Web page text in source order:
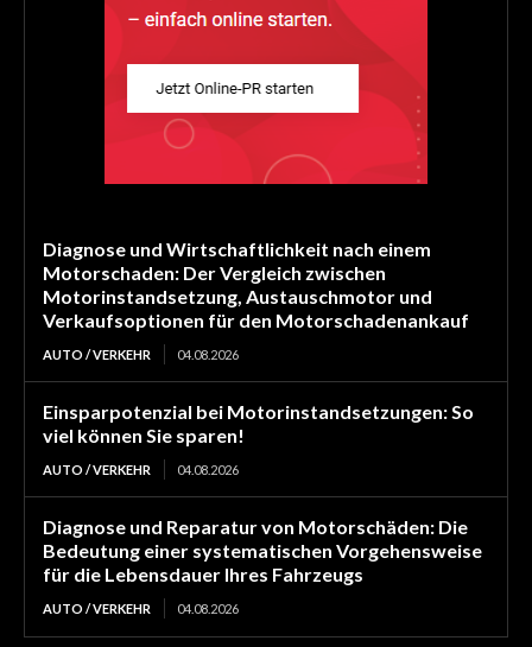
Diagnose und Wirtschaftlichkeit nach einem
Motorschaden: Der Vergleich zwischen
Motorinstandsetzung, Austauschmotor und
Verkaufsoptionen für den Motorschadenankauf
AUTO / VERKEHR 04.08.2026
Einsparpotenzial bei Motorinstandsetzungen: So
viel können Sie sparen!
AUTO / VERKEHR 04.08.2026
Diagnose und Reparatur von Motorschäden: Die
Bedeutung einer systematischen Vorgehensweise
für die Lebensdauer Ihres Fahrzeugs
AUTO / VERKEHR 04.08.2026